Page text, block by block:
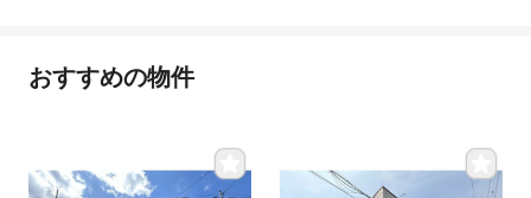
おすすめの物件